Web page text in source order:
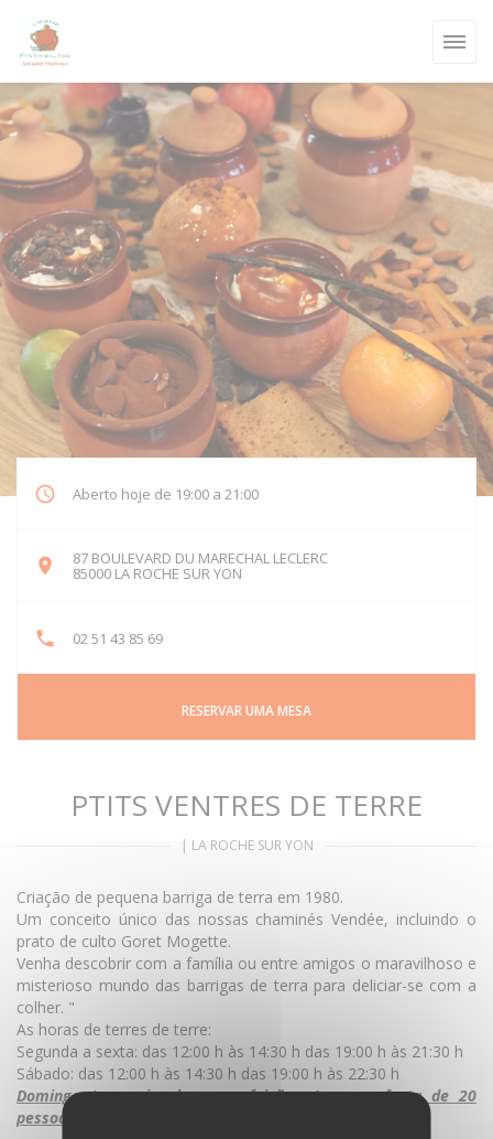
Aberto hoje de 19:00 a 21:00
87 BOULEVARD DU MARECHAL LECLERC
85000 LA ROCHE SUR YON
02 51 43 85 69
RESERVAR UMA MESA
PTITS VENTRES DE TERRE
| LA ROCHE SUR YON
Criação de pequena barriga de terra em 1980.
Um conceito único das nossas chaminés Vendée, incluindo o
prato de culto Goret Mogette.
Venha descobrir com a família ou entre amigos o maravilhoso e
misterioso mundo das barrigas de terra para deliciar-se com a
colher. "
As horas de terres de terre:
Segunda a sexta: das 12:00 h às 14:30 h das 19:00 h às 21:30 h
Sábado: das 12:00 h às 14:30 h das 19:00 h às 22:30 h
Domingo (excepcional para refeições / grupo, festa de 20
pessoas) NÃO COLOQUE PARA O MOMENTO.